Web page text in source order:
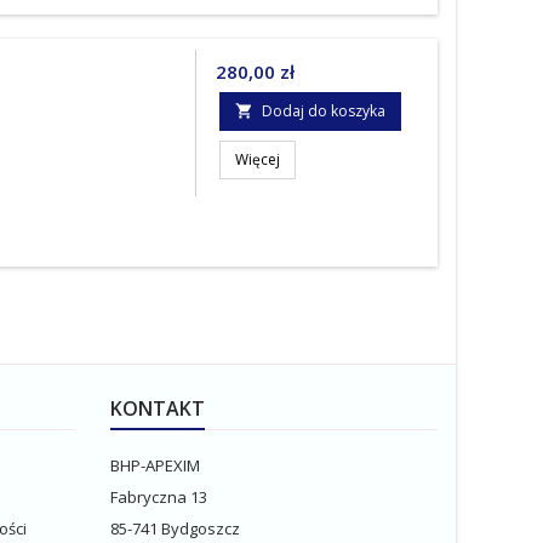
Cena
280,00 zł
 Dodaj do koszyka
Więcej
KONTAKT
BHP-APEXIM
Fabryczna 13
85-741 Bydgoszcz